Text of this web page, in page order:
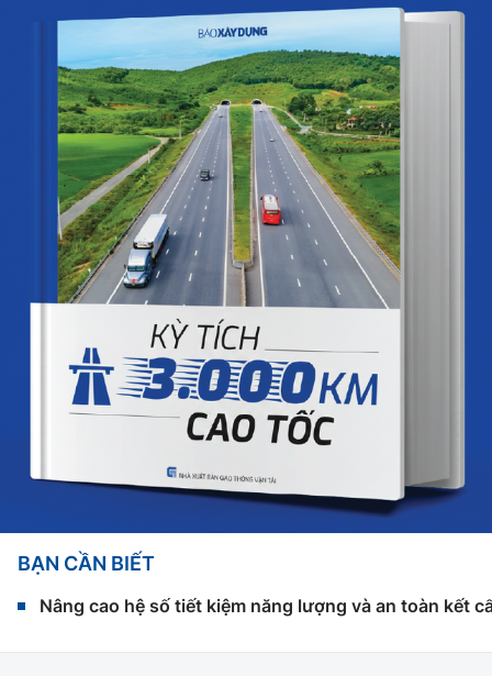
BẠN CẦN BIẾT
Nâng cao hệ số tiết kiệm năng lượng và an toàn kết